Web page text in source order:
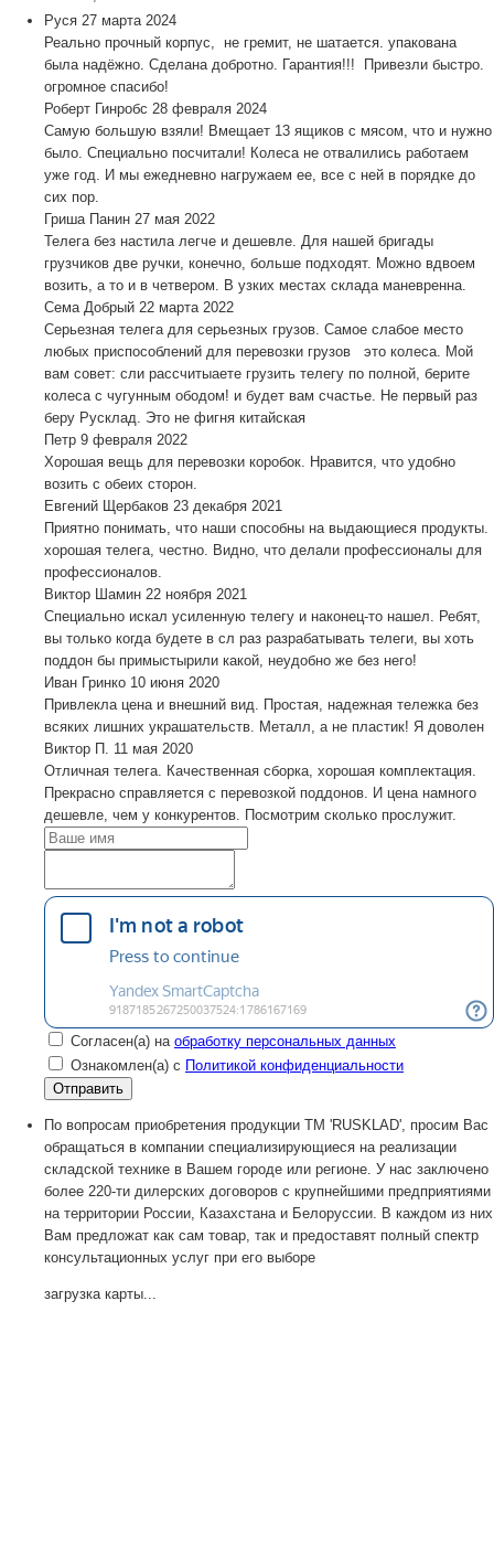
Руся 27 марта 2024
Реально прочный корпус, не гремит, не шатается. упакована
была надёжно. Сделана добротно. Гарантия!!! Привезли быстро.
огромное спасибо!
Роберт Гинробс 28 февраля 2024
Самую большую взяли! Вмещает 13 ящиков с мясом, что и нужно
было. Специально посчитали! Колеса не отвалились работаем
уже год. И мы ежедневно нагружаем ее, все с ней в порядке до
сих пор.
Гриша Панин 27 мая 2022
Телега без настила легче и дешевле. Для нашей бригады
грузчиков две ручки, конечно, больше подходят. Можно вдвоем
возить, а то и в четвером. В узких местах склада маневренна.
Сема Добрый 22 марта 2022
Серьезная телега для серьезных грузов. Самое слабое место
любых приспособлений для перевозки грузов это колеса. Мой
вам совет: сли рассчитыаете грузить телегу по полной, берите
колеса с чугунным ободом! и будет вам счастье. Не первый раз
беру Русклад. Это не фигня китайская
Петр 9 февраля 2022
Хорошая вещь для перевозки коробок. Нравится, что удобно
возить с обеих сторон.
Евгений Щербаков 23 декабря 2021
Приятно понимать, что наши способны на выдающиеся продукты.
хорошая телега, честно. Видно, что делали профессионалы для
профессионалов.
Виктор Шамин 22 ноября 2021
Специально искал усиленную телегу и наконец-то нашел. Ребят,
вы только когда будете в сл раз разрабатывать телеги, вы хоть
поддон бы примыстырили какой, неудобно же без него!
Иван Гринко 10 июня 2020
Привлекла цена и внешний вид. Простая, надежная тележка без
всяких лишних украшательств. Металл, а не пластик! Я доволен
Виктор П.
11 мая 2020
Отличная телега. Качественная сборка, хорошая комплектация.
Прекрасно справляется с перевозкой поддонов. И цена намного
дешевле, чем у конкурентов. Посмотрим сколько прослужит.
Согласен(а) на обработку персональных данных
Ознакомлен(а) с Политикой конфиденциальности
По вопросам приобретения продукции TM 'RUSKLAD', просим Вас
обращаться в компании специализирующиеся на реализации
складской технике в Вашем городе или регионе. У нас заключено
более 220-ти дилерских договоров с крупнейшими предприятиями
на территории России, Казахстана и Белоруссии. В каждом из них
Вам предложат как сам товар, так и предоставят полный спектр
консультационных услуг при его выборе
загрузка карты...